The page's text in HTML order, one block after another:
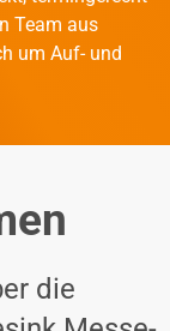
Team aus
um Auf- und
die